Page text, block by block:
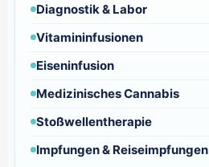
Diagnostik & Labor
Vitamininfusionen
Eiseninfusion
Medizinisches Cannabis
Stoßwellentherapie
Impfungen & Reiseimpfungen